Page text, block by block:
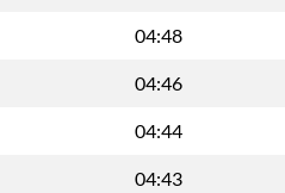
04:48
04:46
04:44
04:43